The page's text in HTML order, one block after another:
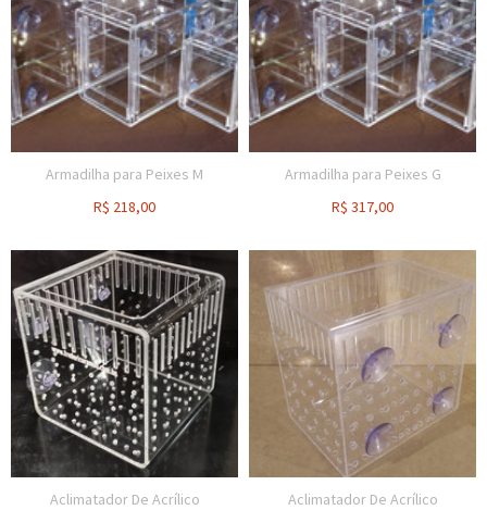
Armadilha para Peixes M
R$ 218,00
Armadilha para Peixes G
R$ 317,00
Aclimatador De Acrílico
Aclimatador De Acrílico